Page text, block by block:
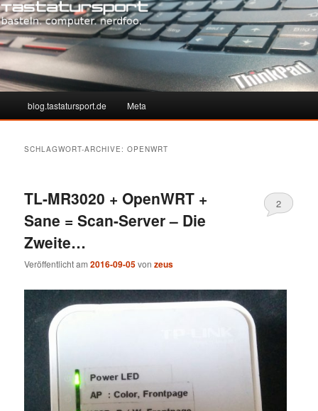
Zum
Zum
wechseln
blog.tastatursport.de Meta
SCHLAGWORT-ARCHIVE:OPENWRT
TL-MR3020 + OpenWRT +
Sane = Scan-Server – Die
Zweite…
Veröffentlicht am2016-09-05vonzeus
2